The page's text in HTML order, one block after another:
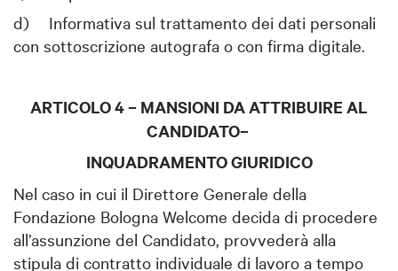
d)
Informativa sul trattamento dei dati personali
con sottoscrizione autografa o con firma digitale.
ARTICOLO 4 – MANSIONI DA ATTRIBUIRE AL
CANDIDATO–
INQUADRAMENTO GIURIDICO
Nel caso in cui il Direttore Generale della
Fondazione Bologna Welcome decida di procedere
all’assunzione del Candidato, provvederà alla
stipula di contratto individuale di lavoro a tempo